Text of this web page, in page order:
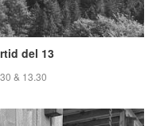
del 13
& 13.30